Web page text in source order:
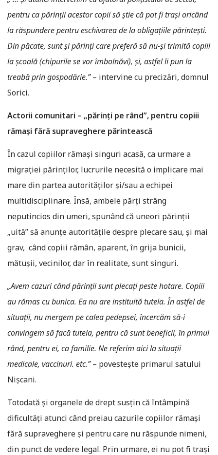
pentru ca părinții acestor copii să știe că pot fi trași oricând
la răspundere pentru eschivarea de la obligațiile părintești.
Din păcate, sunt și părinți care preferă să nu-şi trimită copiii
la școală (chipurile se vor îmbolnăvi), şi, astfel îi pun la
treabă prin gospodărie.”– intervine cu precizări, domnul
Sorici.
Actorii comunitari – „părinți pe rând”, pentru copiii
rămași fără supraveghere părintească
În cazul copiilor rămași singuri acasă, ca urmare a
migrației părinților, lucrurile necesită o implicare mai
mare din partea autorităților și/sau a echipei
multidisciplinare. Însă, ambele părți strâng
neputincios din umeri, spunând că uneori părinții
„uită” să anunțe autoritățile despre plecare sau, și mai
grav, când copiii rămân, aparent, în grija bunicii,
mătușii, vecinilor, dar în realitate, sunt singuri.
„Avem cazuri când părinții sunt plecați peste hotare. Copiii
au rămas cu bunica. Ea nu are instituită tutela. În astfel de
situații, nu mergem pe calea pedepsei, încercăm să-i
convingem să facă tutela, pentru că sunt beneficii, în primul
rând, pentru ei, ca familie. Ne referim aici la situații
medicale, vaccinuri. etc.”– povestește primarul satului
Nișcani.
Totodată și organele de drept susțin că întâmpină
dificultăți atunci când preiau cazurile copiilor rămași
fără supraveghere și pentru care nu răspunde nimeni,
din punct de vedere legal. Prin urmare, ei nu pot fi trași